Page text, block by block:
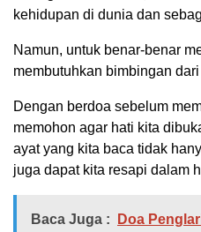
kehidupan di dunia dan
Namun, untuk benar-benar
membutuhkan bimbingan
Dengan berdoa sebelum
memohon agar hati kita
ayat yang kita baca tidak
juga dapat kita resapi dalam
Baca Juga :
Doa